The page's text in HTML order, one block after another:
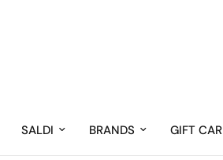
SALDI BRANDS GIFT